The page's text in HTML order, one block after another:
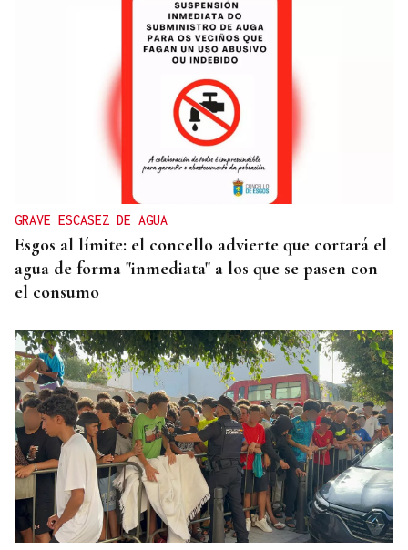
Un herido en la colisión entre dos coches en la
entrada a las termas de Outariz
GRAVE ESCASEZ DE AGUA
Esgos al límite: el concello advierte que cortará el
agua de forma "inmediata" a los que se pasen con
el consumo